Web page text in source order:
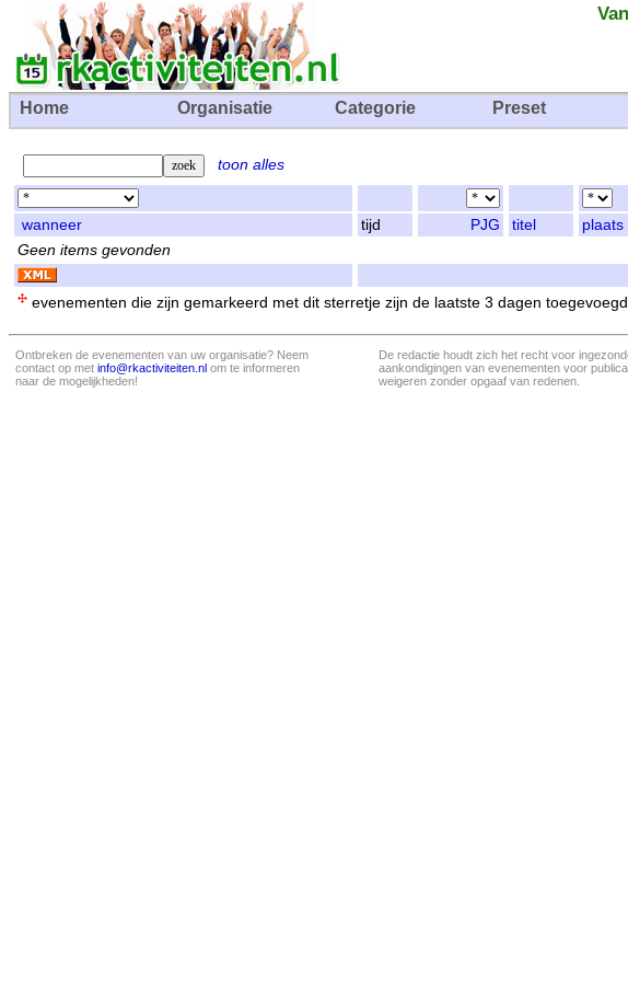
Home Organisatie Categorie Preset
toon alles
wanneer tijd PJG titel plaats
Geen items gevonden
evenementen die zijn gemarkeerd met dit sterretje zijn de laatste 3 dagen
Ontbreken de evenementen van uw organisatie? Neem
contact op met info@rkactiviteiten.nl om te informeren
naar de mogelijkheden!
De redactie houdt zich het recht voor
aankondigingen van evenementen voor
weigeren zonder opgaaf van redenen.